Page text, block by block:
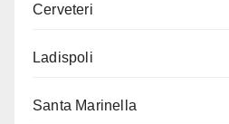
Cerveteri
Ladispoli
Santa Marinella